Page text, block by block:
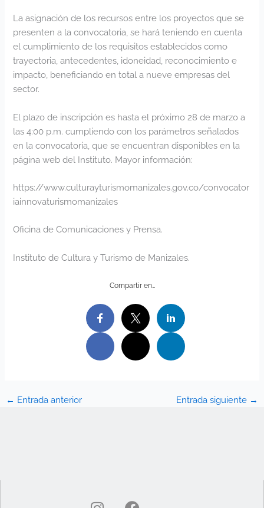
La asignación de los recursos entre los proyectos que se
presenten a la convocatoria, se hará teniendo en cuenta
el cumplimiento de los requisitos establecidos como
trayectoria, antecedentes, idoneidad, reconocimiento e
impacto, beneficiando en total a nueve empresas del
sector.
El plazo de inscripción es hasta el próximo 28 de marzo a
las 4:00 p.m. cumpliendo con los parámetros señalados
en la convocatoria, que se encuentran disponibles en la
página web del Instituto. Mayor información:
https://www.culturayturismomanizales.gov.co/convocator
iainnovaturismomanizales
Oficina de Comunicaciones y Prensa.
Instituto de Cultura y Turismo de Manizales.
Compartir en…
← Entrada anterior Entrada siguiente →